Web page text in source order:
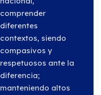
comprender
diferentes
contextos, siendo
compasivos y
respetuosos ante la
diferencia;
manteniendo altos